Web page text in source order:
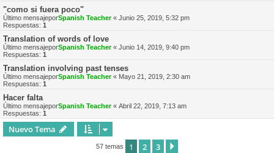
"como si fuera poco"
Último mensajeporSpanish Teacher« Junio 25, 2019, 5:32 pm
Respuestas: 1
Translation of words of love
Último mensajeporSpanish Teacher« Junio 14, 2019, 9:40 pm
Respuestas: 1
Translation involving past tenses
Último mensajeporSpanish Teacher« Mayo 21, 2019, 2:30 am
Respuestas: 1
Hacer falta
Último mensajeporSpanish Teacher« Abril 22, 2019, 7:13 am
Respuestas: 1
Nuevo Tema
57 temas 1 2 3